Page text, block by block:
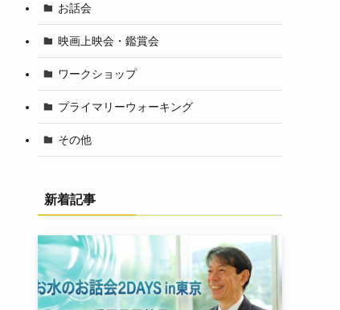
お話会
映画上映会・鑑賞会
ワークショップ
プライマリーウォーキング
その他
新着記事